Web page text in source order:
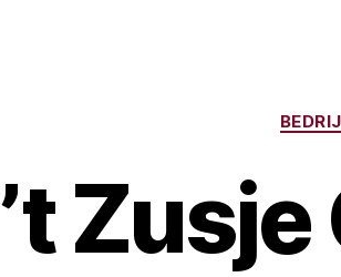
’t